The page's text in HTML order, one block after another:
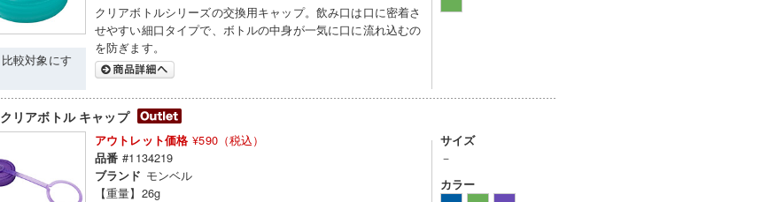
比較対象にす
クリアボトルシリーズの交換用キャップ。飲み口は口に密着さ
せやすい細口タイプで、ボトルの中身が一気に口に流れ込むの
を防ぎます。
クリアボトル キャップ
アウトレット価格 ¥590（税込）
品番 #1134219
ブランド モンベル
【重量】26g
サイズ
－
カラー